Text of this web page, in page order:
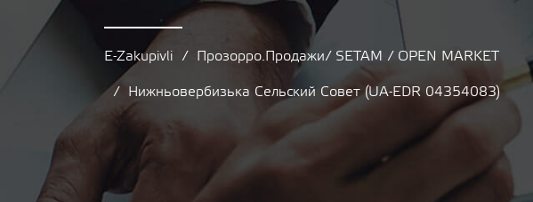
E-Zakupivli
Прозорро.Продажи/ SETAM / OPEN MARKET
Нижньовербизька Сельский Совет (UA-EDR 04354083)